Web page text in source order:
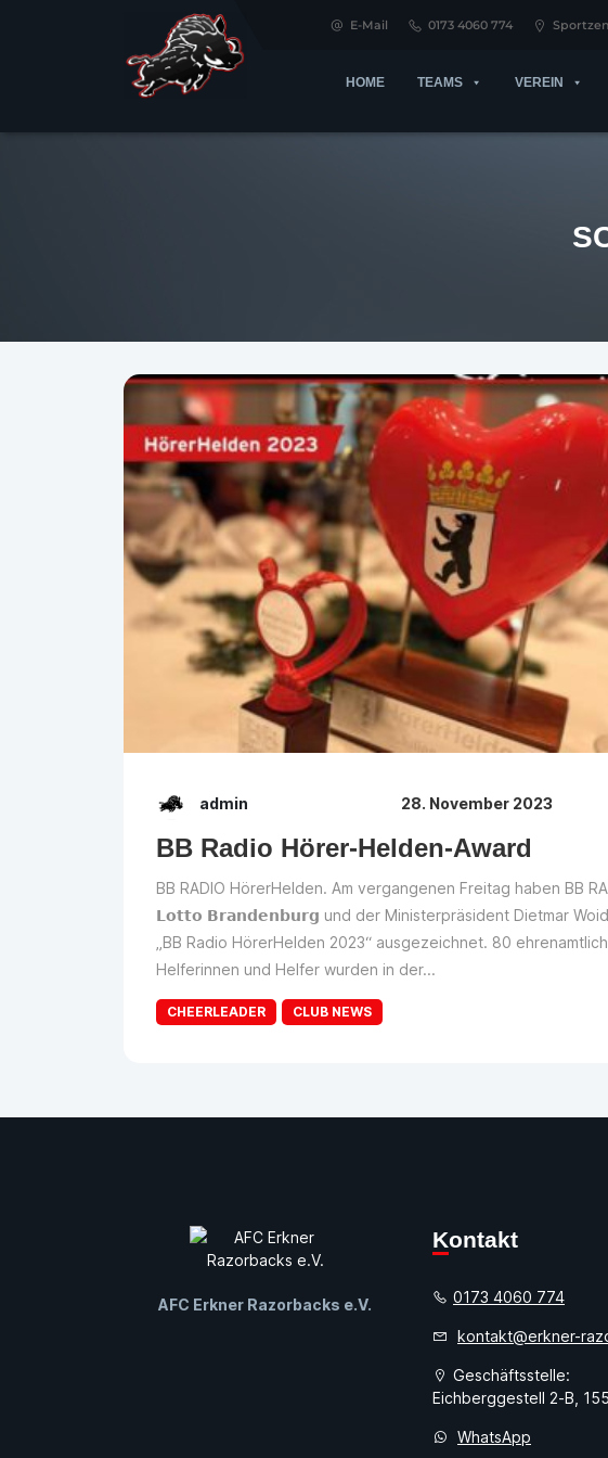
E-Mail 0173 4060 774
HOME TEAMS VEREIN
admin 28. November 2023
BB Radio Hörer-Helden-Award
BB RADIO HörerHelden. Am vergangenen Freitag haben BB
𝗟𝗼𝘁𝘁𝗼 𝗕𝗿𝗮𝗻𝗱𝗲𝗻𝗯𝘂𝗿𝗴 und der Ministerpräsident Dietmar
„BB Radio HörerHelden 2023“ ausgezeichnet. 80
Helferinnen und Helfer wurden in der...
CHEERLEADER CLUB NEWS
AFC Erkner Razorbacks e.V.
Kontakt
0173 4060 774
kontakt@erkner-
Geschäftsstelle:
Eichberggestell 2-B,
WhatsApp